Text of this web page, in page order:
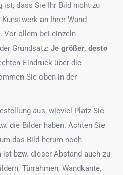
ist, dass Sie Ihr Bild nicht zu
an Ihrer Wand
Vor allem bei einzeln
Grundsatz: Je größer, desto
Eindruck über die
Sie oben in der
aus, wieviel Platz Sie
die Bilder haben. Achten Sie
das Bild herum noch
ist bzw. dieser Abstand auch zu
Türrahmen, Wandkante,